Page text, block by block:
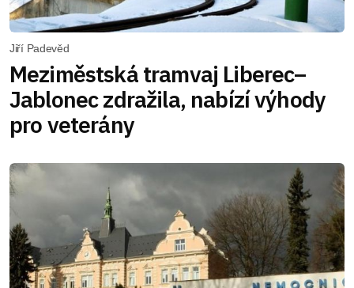
Jiří Padevěd
Meziměstská tramvaj Liberec–
Jablonec zdražila, nabízí výhody
pro veterány